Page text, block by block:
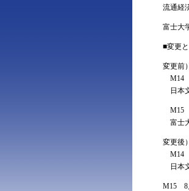
流通経
富士大
■変更
変更前）
M14
日本
M15
富士
変更後）
M14
日本
M15 8